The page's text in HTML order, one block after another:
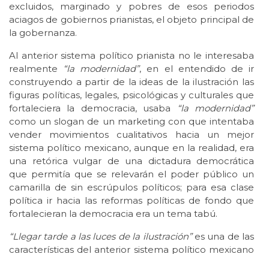
excluidos, marginado y pobres de esos periodos
aciagos de gobiernos prianistas, el objeto principal de
la gobernanza.
Al anterior sistema político prianista no le interesaba
realmente
“la modernidad”, en el entendido de ir
construyendo a partir de la ideas de la ilustración las
figuras políticas, legales, psicológicas y culturales que
fortaleciera la democracia, usaba
“la modernidad”
como un slogan de un marketing con que intentaba
vender movimientos cualitativos hacia un mejor
sistema político mexicano, aunque en la realidad, era
una retórica vulgar de una dictadura democrática
que permitía que se relevarán el poder público un
camarilla de sin escrúpulos políticos; para esa clase
política ir hacia las reformas políticas de fondo que
fortalecieran la democracia era un tema tabú.
“Llegar tarde a las luces de la ilustración”es una de las
características del anterior sistema político mexicano